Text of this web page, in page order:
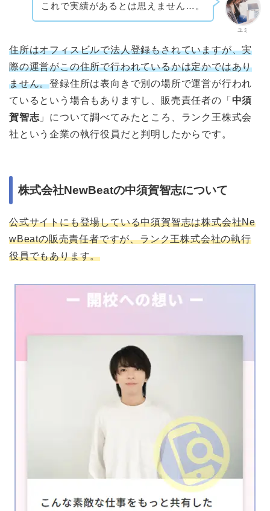
ユミ
これで実績があるとは思えません…。
住所はオフィスビルで法人登録もされていますが、実
際の運営がこの住所で行われているかは定かではあり
ません。登録住所は表向きで別の場所で運営が行われ
ているという場合もありますし、販売責任者の「 中須
賀智志 」について調べてみたところ、ランク王株式会
社という企業の執行役員だと判明したからです。
株式会社NewBeatの中須賀智志について
公式サイトにも登場している中須賀智志は株式会社Ne
wBeatの販売責任者ですが、ランク王株式会社の執行
役員でもあります。